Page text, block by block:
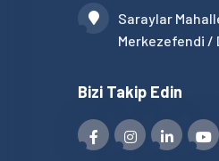
Saraylar
Merkezefendi /
Bizi Takip Edin